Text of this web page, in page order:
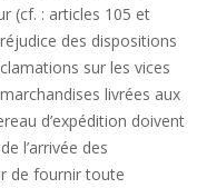
(cf. : articles 105 et
des dispositions
sur les vices
livrées aux
d’expédition doivent
l’arrivée des
de fournir toute